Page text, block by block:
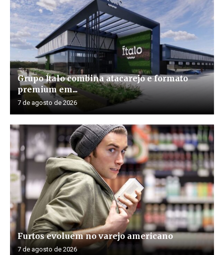
Grupo Ítalo combina atacarejo e formato
premium em...
7 de agosto de 2026
Furtos evoluem no varejo americano
7 de agosto de 2026